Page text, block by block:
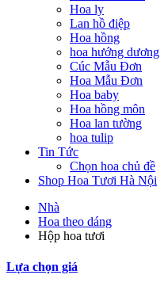
Hoa ly
Lan hồ điệp
Hoa hồng
hoa hướng dương
Cúc Mẫu Đơn
Hoa Mẫu Đơn
Hoa baby
Hoa hồng môn
Hoa lan tường
hoa tulip
Tin Tức
Chọn hoa chủ đề
Shop Hoa Tươi Hà Nội
Nhà
Hoa theo dáng
Hộp hoa tươi
Lựa chọn giá